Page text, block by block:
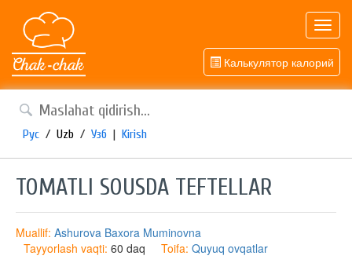
Калькулятор калорий
Рус / Uzb / Узб | Kirish
TOMATLI SOUSDA TEFTELLAR
Muallif: Ashurova Baxora Muminovna
Tayyorlash vaqti: 60 daq Toifa: Quyuq ovqatlar